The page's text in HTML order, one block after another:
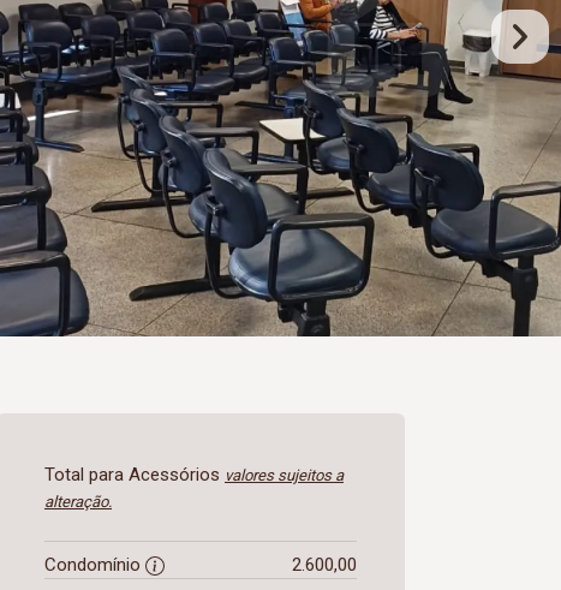
Total para Acessórios valores sujeitos a
alteração.
Condomínio
2.600,00